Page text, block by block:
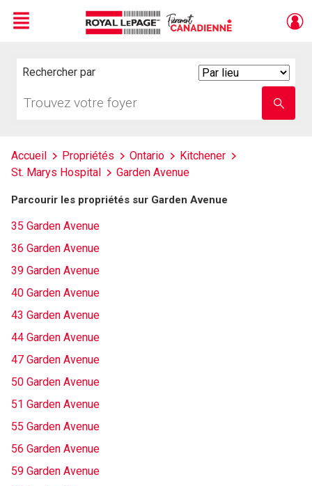
Menu
Rechercher par
votre
nom
Accueil Propriétés Ontario
Kitchener
St. Marys Hospital
Garden Avenue
Parcourir les propriétés sur Garden Avenue
35 Garden Avenue
36 Garden Avenue
39 Garden Avenue
40 Garden Avenue
43 Garden Avenue
44 Garden Avenue
47 Garden Avenue
50 Garden Avenue
51 Garden Avenue
55 Garden Avenue
56 Garden Avenue
59 Garden Avenue